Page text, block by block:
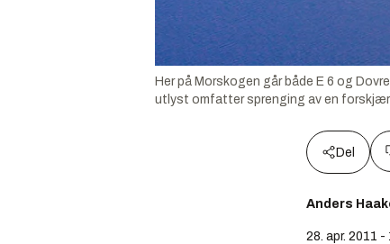
Her på Morskogen går både E 6 og
utlyst omfatter sprenging av en
Del
Anders
28. apr. 2011 -